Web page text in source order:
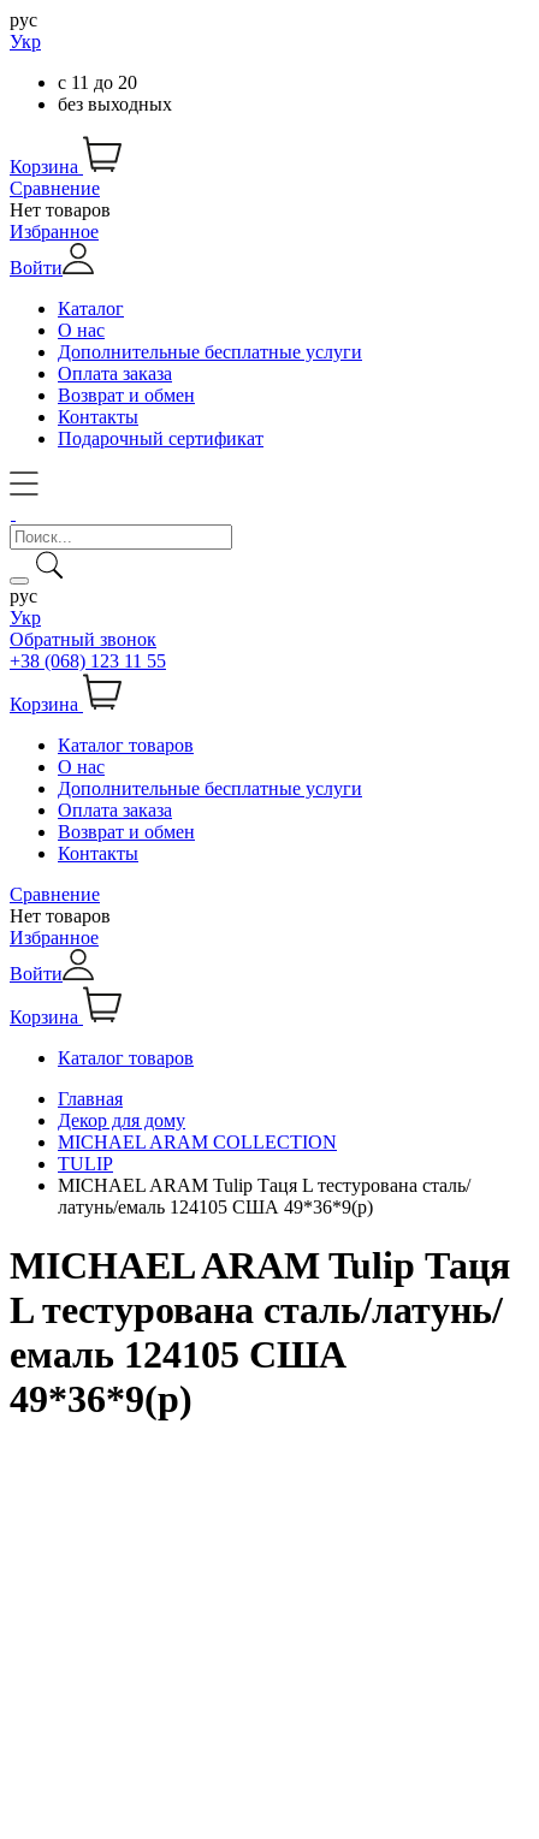
рус
Укр
с 11 до 20
без выходных
Корзина
Сравнение
Нет товаров
Избранное
Войти
Каталог
О нас
Дополнительные бесплатные услуги
Оплата заказа
Возврат и обмен
Контакты
Подарочный сертификат
рус
Укр
Обратный звонок
+38 (068) 123 11 55
Корзина
Каталог товаров
О нас
Дополнительные бесплатные услуги
Оплата заказа
Возврат и обмен
Контакты
Сравнение
Нет товаров
Избранное
Войти
Корзина
Каталог товаров
Главная
Декор для дому
MICHAEL ARAM COLLECTION
TULIP
MICHAEL ARAM Tulip Таця L тестурована сталь/
латунь/емаль 124105 США 49*36*9(р)
MICHAEL ARAM Tulip Таця
L тестурована сталь/латунь/
емаль 124105 США
49*36*9(р)